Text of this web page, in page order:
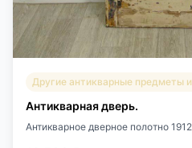
Другие антикварные предметы
Антикварная дверь.
Антикварное дверное полотно